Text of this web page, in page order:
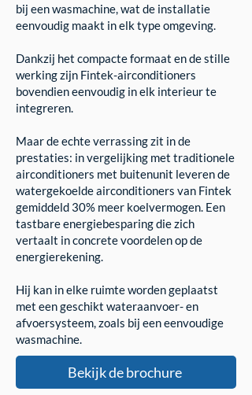
bij een wasmachine, wat de installatie
eenvoudig maakt in elk type omgeving.
Dankzij het compacte formaat en de stille
werking zijn Fintek-airconditioners
bovendien eenvoudig in elk interieur te
integreren.
Maar de echte verrassing zit in de
prestaties: in vergelijking met traditionele
airconditioners met buitenunit leveren de
watergekoelde airconditioners van Fintek
gemiddeld 30% meer koelvermogen. Een
tastbare energiebesparing die zich
vertaalt in concrete voordelen op de
energierekening.
Hij kan in elke ruimte worden geplaatst
met een geschikt wateraanvoer- en
afvoersysteem, zoals bij een eenvoudige
wasmachine.
Bekijk de brochure